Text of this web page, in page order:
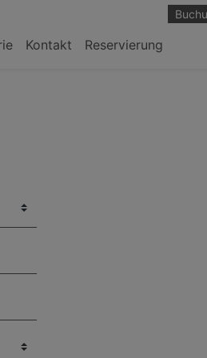
Kontakt Reservierung